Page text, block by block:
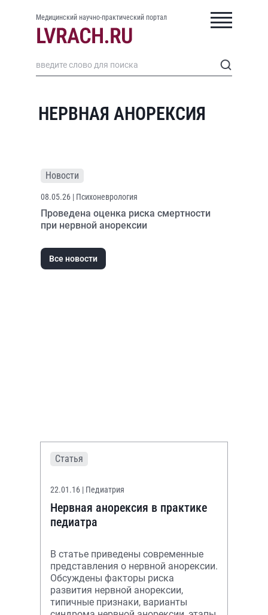
Медицинский научно-практический портал
НЕРВНАЯ АНОРЕКСИЯ
Новости
08.05.26 | Психоневрология
Проведена оценка риска смертности
при нервной анорексии
Все новости
Статья
22.01.16 | Педиатрия
Нервная анорексия в практике
педиатра
В статье приведены современные
представления о нервной анорексии.
Обсуждены факторы риска
развития нервной анорексии,
типичные признаки, варианты